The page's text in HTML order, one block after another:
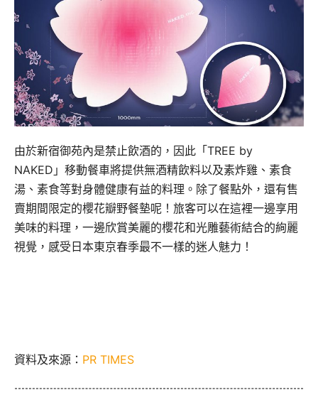
由於新宿御苑內是禁止飲酒的，因此「TREE by
NAKED」移動餐車將提供無酒精飲料以及素炸雞、素食
湯、素食等對身體健康有益的料理。除了餐點外，還有售
賣期間限定的櫻花瓣野餐墊呢！旅客可以在這裡一邊享用
美味的料理，一邊欣賞美麗的櫻花和光雕藝術結合的絢麗
視覺，感受日本東京春季最不一樣的迷人魅力！
資料及來源： PR TIMES